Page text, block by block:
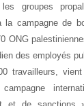
groupes
la campagne de
ONG
des employés
travailleurs,